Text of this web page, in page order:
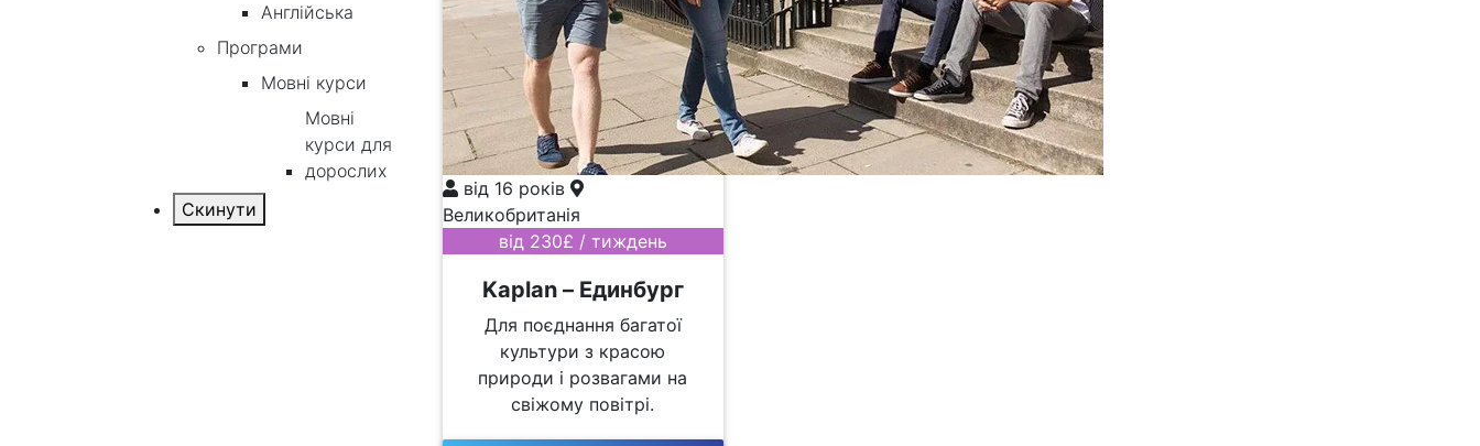
Англійська
Програми
Мовні курси
Мовні
курси для
дорослих
від 16 років
Великобританія
від 230£ / тиждень
Kaplan – Единбург
Для поєднання багатої
культури з красою
природи і розвагами на
свіжому повітрі.